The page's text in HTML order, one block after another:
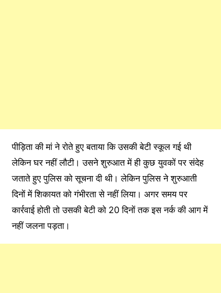
पीड़िता की मां ने रोते हुए बताया कि उसकी बेटी स्कूल गई थी
लेकिन घर नहीं लौटी। उसने शुरुआत में ही कुछ युवकों पर संदेह
जताते हुए पुलिस को सूचना दी थी। लेकिन पुलिस ने शुरुआती
दिनों में शिकायत को गंभीरता से नहीं लिया। अगर समय पर
कार्रवाई होती तो उसकी बेटी को 20 दिनों तक इस नर्क की आग में
नहीं जलना पड़ता।